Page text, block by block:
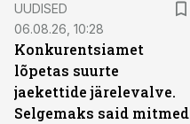
UUDISED
06.08.26, 10:28
Konkurentsiamet
lõpetas suurte
jaekettide järelevalve.
Selgemaks said mitmed